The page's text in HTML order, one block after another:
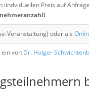
iindviduellen Preis auf
Veranstaltung) oder als
von Dr. Holger